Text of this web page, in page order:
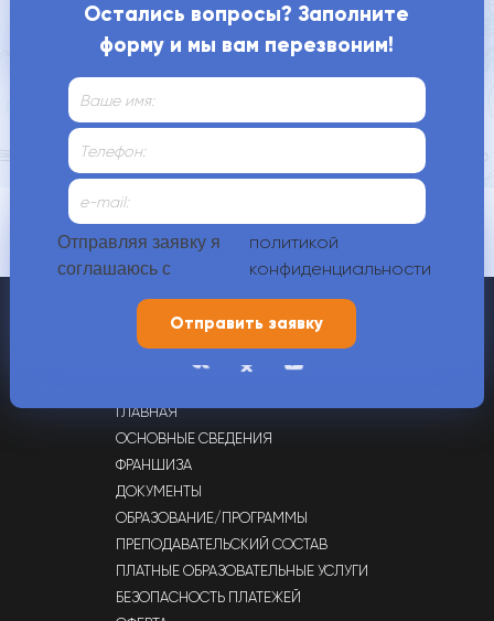
Как нас найти?
Контакты
г. Рязань, ул. Татарская, д. 65
Остались вопросы? Заполните
форму и мы вам перезвоним!
Отправляя заявку я
соглашаюсь с
политикой
конфиденциальности
ГЛАВНАЯ
ОСНОВНЫЕ СВЕДЕНИЯ
ФРАНШИЗА
ДОКУМЕНТЫ
ОБРАЗОВАНИЕ/ПРОГРАММЫ
ПРЕПОДАВАТЕЛЬСКИЙ СОСТАВ
ПЛАТНЫЕ ОБРАЗОВАТЕЛЬНЫЕ УСЛУГИ
БЕЗОПАСНОСТЬ ПЛАТЕЖЕЙ